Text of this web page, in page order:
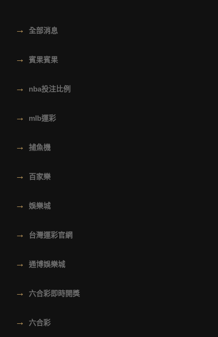
→ 全部消息
→ 賓果賓果
→ nba投注比例
→ mlb運彩
→ 捕魚機
→ 百家樂
→ 娛樂城
→ 台灣運彩官網
→ 通博娛樂城
→ 六合彩即時開獎
→ 六合彩